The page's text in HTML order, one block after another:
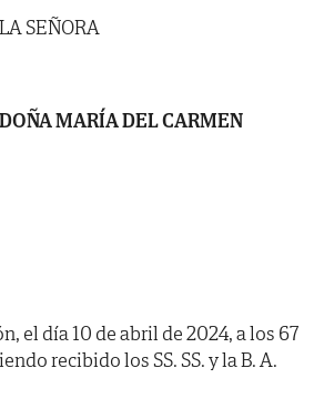
LA SEÑORA
DOÑA MARÍA DEL CARMEN
el día 10 de abril de 2024, a los 67
recibido los SS. SS. y la B. A.